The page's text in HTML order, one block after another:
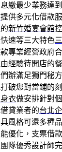
繳最少業務達
提供多元化借款
新竹婚宴會館
速等三大特色
專業經營政府
經驗待開店的
辦滿足獨門秘
破您對當鋪的
衣做安排針對
貸業者的台北
風格可還多種
優化，支票借
隊優秀設計師